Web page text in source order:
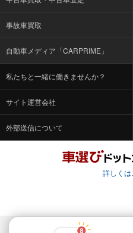
事故車買取
自動車メディア「CARPRIME」
私たちと一緒に働きませんか？
サイト運営会社
外部送信について
詳しくは
© Fabrica